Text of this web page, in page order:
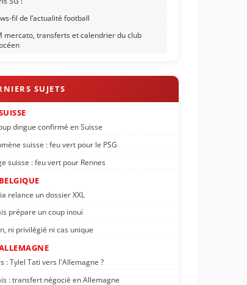
fil de l’actualité football
mercato, transferts et calendrier du club
dingue confirmé en Suisse
suisse : feu vert pour le PSG
suisse : feu vert pour Rennes
relance un dossier XXL
prépare un coup inouï
ni privilégié ni cas unique
: Tylel Tati vers l'Allemagne ?
: transfert négocié en Allemagne